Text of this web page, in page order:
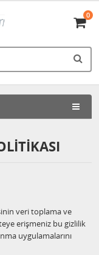
0
veri toplama ve
erişmeniz bu gizlilik
uygulamalarını